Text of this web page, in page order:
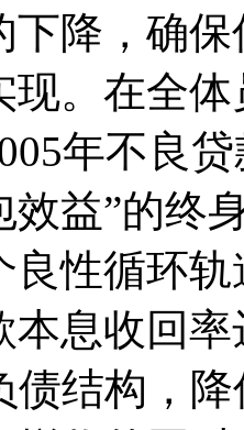
下降，确
现。在全
年不良
效益”的终
良性循环
本息收回率
结构，降